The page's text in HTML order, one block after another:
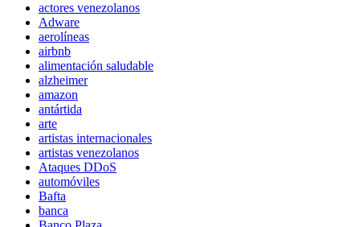
actores venezolanos
Adware
aerolíneas
airbnb
alimentación saludable
alzheimer
amazon
antártida
arte
artistas internacionales
artistas venezolanos
Ataques DDoS
automóviles
Bafta
banca